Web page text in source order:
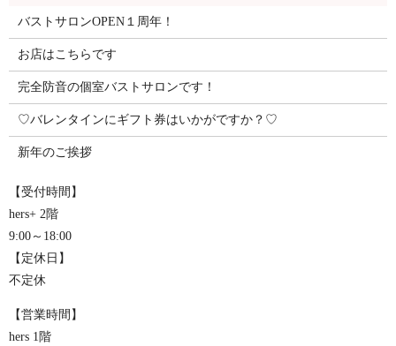
バストサロンOPEN１周年！
お店はこちらです
完全防音の個室バストサロンです！
♡バレンタインにギフト券はいかがですか？♡
新年のご挨拶
【受付時間】
hers+ 2階
9:00～18:00
【定休日】
不定休
【営業時間】
hers 1階